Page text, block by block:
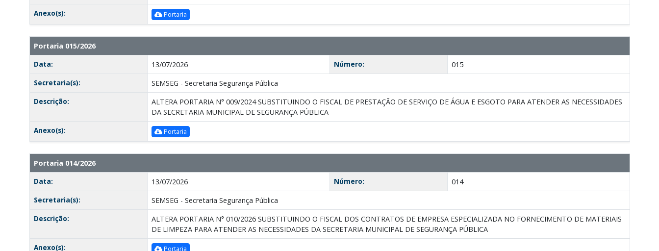
Anexo(s):
Portaria
Portaria 015/2026
Data:
13/07/2026 Número:
015
Secretaria(s):
SEMSEG - Secretaria Segurança Pública
Descrição:
ALTERA PORTARIA N° 009/2024 SUBSTITUINDO O FISCAL DE PRESTAÇÃO DE SERVIÇO DE ÁGUA E ESGOTO PARA ATENDER AS NECESSIDADES
DA SECRETARIA MUNICIPAL DE SEGURANÇA PÚBLICA
Anexo(s):
Portaria
Portaria 014/2026
Data:
13/07/2026 Número:
014
Secretaria(s):
SEMSEG - Secretaria Segurança Pública
Descrição:
ALTERA PORTARIA N° 010/2026 SUBSTITUINDO O FISCAL DOS CONTRATOS DE EMPRESA ESPECIALIZADA NO FORNECIMENTO DE MATERIAIS
DE LIMPEZA PARA ATENDER AS NECESSIDADES DA SECRETARIA MUNICIPAL DE SEGURANÇA PÚBLICA
Anexo(s):
Portaria